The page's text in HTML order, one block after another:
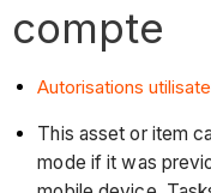
compte
Autorisations
This asset or item
mode if it was